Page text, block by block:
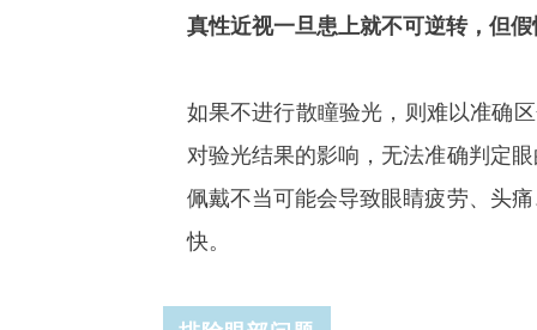
真性近视一旦患上就不可逆转， 但假
如果不进行散瞳验光，则难以准确
对验光结果的影响，无法准确判定
佩戴不当可能会导致眼睛疲劳、头
快。